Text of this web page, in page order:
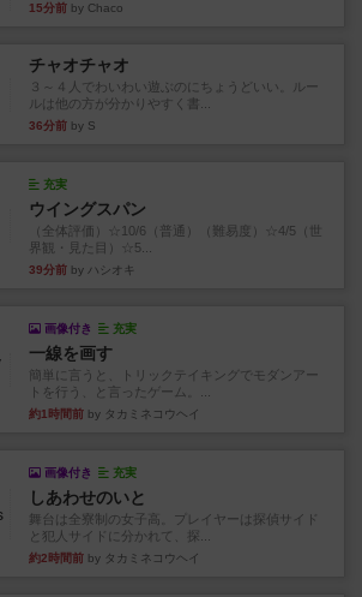
15分前 by Chaco
チャオチャオ
３～４人でわいわい遊ぶのにちょうどいい。ルー
ルは他の方が分かりやすく書...
36分前 by S
充実
ウイングスパン
（全体評価）☆10/6（普通）（難易度）☆4/5（世
界観・見た目）☆5...
39分前 by ハシオキ
画像付き 充実
一線を画す
簡単に言うと、トリックテイキングでモダンアー
トを行う、と言ったゲーム。...
約1時間前 by タカミネコウヘイ
画像付き 充実
しあわせのいと
舞台は全寮制の女子高。プレイヤーは探偵サイド
と犯人サイドに分かれて、探...
約2時間前 by タカミネコウヘイ